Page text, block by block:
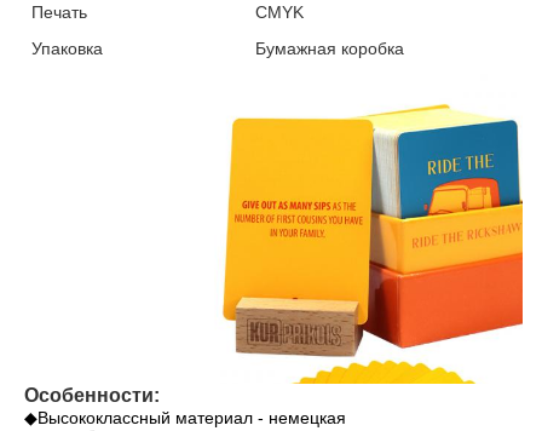
Печать
CMYK
Упаковка
Бумажная коробка
Особенности:
◆Высококлассный материал - немецкая